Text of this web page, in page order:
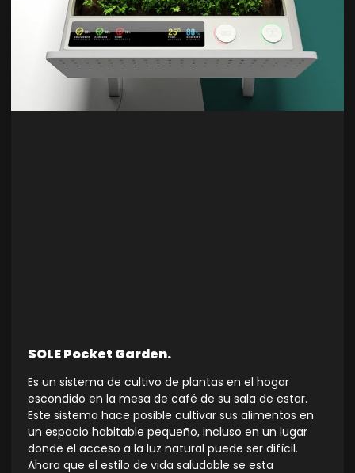
SOLE Pocket Garden.
Es un sistema de cultivo de plantas en el hogar
escondido en la mesa de café de su sala de estar.
Este sistema hace posible cultivar sus alimentos en
un espacio habitable pequeño, incluso en un lugar
donde el acceso a la luz natural puede ser difícil.
Ahora que el estilo de vida saludable se esta